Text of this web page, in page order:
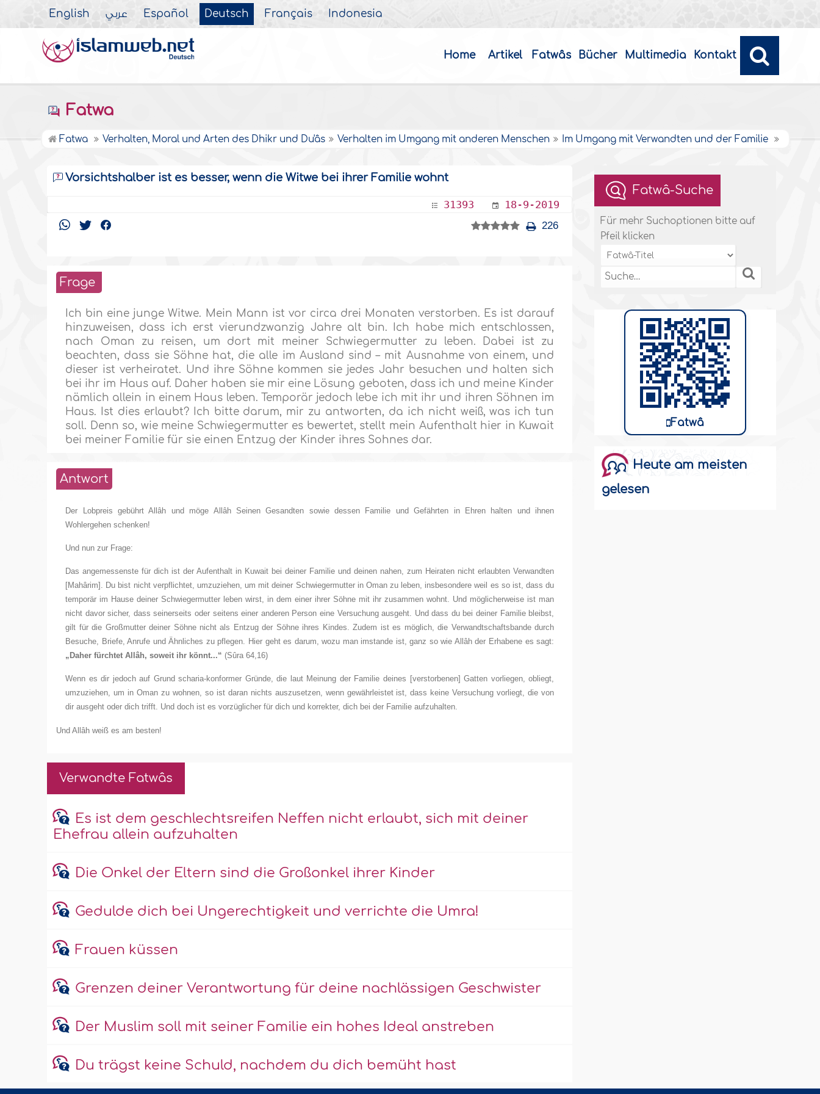
English عربي Español Deutsch Français Indonesia
Home Artikel Fatwâs Bücher Multimedia Kontakt
Fatwa
Fatwa Verhalten, Moral und Arten des Dhikr und Du'âs Verhalten im Umgang mit anderen Menschen Im Umgang mit Verwandten und der Familie
Vorsichtshalber ist es besser, wenn die Witwe bei ihrer Familie wohnt
31393 18-9-2019
226
Frage
Ich bin eine junge Witwe. Mein Mann ist vor circa drei Monaten verstorben. Es ist darauf
hinzuweisen, dass ich erst vierundzwanzig Jahre alt bin. Ich habe mich entschlossen,
nach Oman zu reisen, um dort mit meiner Schwiegermutter zu leben. Dabei ist zu
beachten, dass sie Söhne hat, die alle im Ausland sind – mit Ausnahme von einem, und
dieser ist verheiratet. Und ihre Söhne kommen sie jedes Jahr besuchen und halten sich
bei ihr im Haus auf. Daher haben sie mir eine Lösung geboten, dass ich und meine Kinder
nämlich allein in einem Haus leben. Temporär jedoch lebe ich mit ihr und ihren Söhnen im
Haus. Ist dies erlaubt? Ich bitte darum, mir zu antworten, da ich nicht weiß, was ich tun
soll. Denn so, wie meine Schwiegermutter es bewertet, stellt mein Aufenthalt hier in Kuwait
bei meiner Familie für sie einen Entzug der Kinder ihres Sohnes dar.
Antwort
Der Lobpreis gebührt Allâh und möge Allâh Seinen Gesandten sowie dessen Familie und Gefährten in Ehren halten und ihnen
Wohlergehen schenken!
Und nun zur Frage:
Das angemessenste für dich ist der Aufenthalt in Kuwait bei deiner Familie und deinen nahen, zum Heiraten nicht erlaubten Verwandten
[Mahârim]. Du bist nicht verpflichtet, umzuziehen, um mit deiner Schwiegermutter in Oman zu leben, insbesondere weil es so ist, dass du
temporär im Hause deiner Schwiegermutter leben wirst, in dem einer ihrer Söhne mit ihr zusammen wohnt. Und möglicherweise ist man
nicht davor sicher, dass seinerseits oder seitens einer anderen Person eine Versuchung ausgeht. Und dass du bei deiner Familie bleibst,
gilt für die Großmutter deiner Söhne nicht als Entzug der Söhne ihres Kindes. Zudem ist es möglich, die Verwandtschaftsbande durch
Besuche, Briefe, Anrufe und Ähnliches zu pflegen. Hier geht es darum, wozu man imstande ist, ganz so wie Allâh der Erhabene es sagt:
„Daher fürchtet Allâh, soweit ihr könnt...“ (Sûra 64,16)
Wenn es dir jedoch auf Grund scharia-konformer Gründe, die laut Meinung der Familie deines [verstorbenen] Gatten vorliegen, obliegt,
umzuziehen, um in Oman zu wohnen, so ist daran nichts auszusetzen, wenn gewährleistet ist, dass keine Versuchung vorliegt, die von
dir ausgeht oder dich trifft. Und doch ist es vorzüglicher für dich und korrekter, dich bei der Familie aufzuhalten.
Und Allâh weiß es am besten!
Verwandte Fatwâs
Es ist dem geschlechtsreifen Neffen nicht erlaubt, sich mit deiner
Ehefrau allein aufzuhalten
Die Onkel der Eltern sind die Großonkel ihrer Kinder
Gedulde dich bei Ungerechtigkeit und verrichte die Umra!
Frauen küssen
Grenzen deiner Verantwortung für deine nachlässigen Geschwister
Der Muslim soll mit seiner Familie ein hohes Ideal anstreben
Du trägst keine Schuld, nachdem du dich bemüht hast
Fatwâ-Suche
Für mehr Suchoptionen bitte auf
Pfeil klicken
Fatwâ
Heute am meisten
gelesen